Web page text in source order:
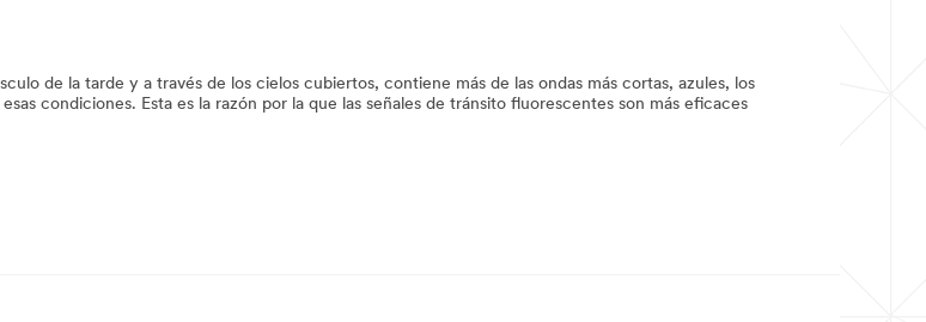
de la tarde y a través de los cielos cubiertos, contiene más de las ondas más cortas, azules, los
condiciones. Esta es la razón por la que las señales de tránsito fluorescentes son más eficaces